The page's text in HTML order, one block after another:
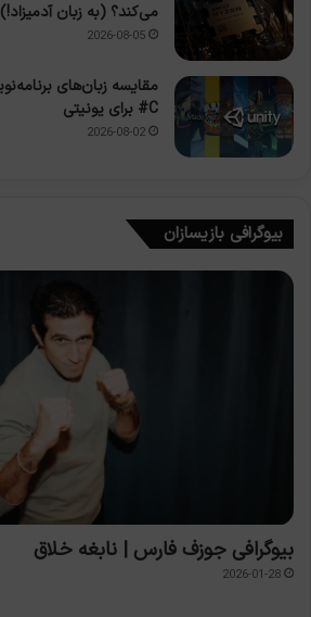
می‌کند؟ (به زبان آدمیزاد!)
2026-08-05
C# برای یونیتی
2026-08-02
بیوگرافی بازیسازان
بیوگرافی جوزف فارس | نابغه خلاق
2026-01-28